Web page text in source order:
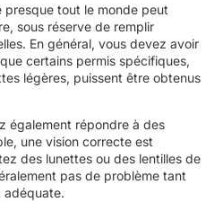
presque tout le monde peut
sous réserve de remplir
En général, vous devez avoir
certains permis spécifiques,
légères, puissent être obtenus
également répondre à des
une vision correcte est
des lunettes ou des lentilles de
pas de problème tant
adéquate.